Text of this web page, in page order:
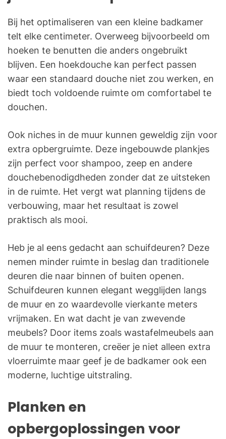
Bij het optimaliseren van een kleine badkamer
telt elke centimeter. Overweeg bijvoorbeeld om
hoeken te benutten die anders ongebruikt
blijven. Een hoekdouche kan perfect passen
waar een standaard douche niet zou werken, en
biedt toch voldoende ruimte om comfortabel te
douchen.
Ook niches in de muur kunnen geweldig zijn voor
extra opbergruimte. Deze ingebouwde plankjes
zijn perfect voor shampoo, zeep en andere
douchebenodigdheden zonder dat ze uitsteken
in de ruimte. Het vergt wat planning tijdens de
verbouwing, maar het resultaat is zowel
praktisch als mooi.
Heb je al eens gedacht aan schuifdeuren? Deze
nemen minder ruimte in beslag dan traditionele
deuren die naar binnen of buiten openen.
Schuifdeuren kunnen elegant wegglijden langs
de muur en zo waardevolle vierkante meters
vrijmaken. En wat dacht je van zwevende
meubels? Door items zoals wastafelmeubels aan
de muur te monteren, creëer je niet alleen extra
vloerruimte maar geef je de badkamer ook een
moderne, luchtige uitstraling.
Planken en
opbergoplossingen voor